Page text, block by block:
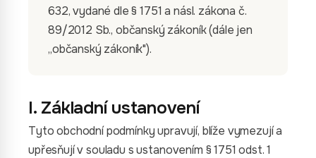
632, vydané dle § 1751 a násl. zákona č.
89/2012 Sb., občanský zákoník (dále jen
„občanský zákoník").
I. Základní ustanovení
Tyto obchodní podmínky upravují, blíže vymezují a
upřesňují v souladu s ustanovením § 1751 odst. 1